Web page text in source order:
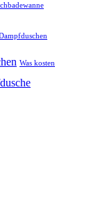
Was kosten